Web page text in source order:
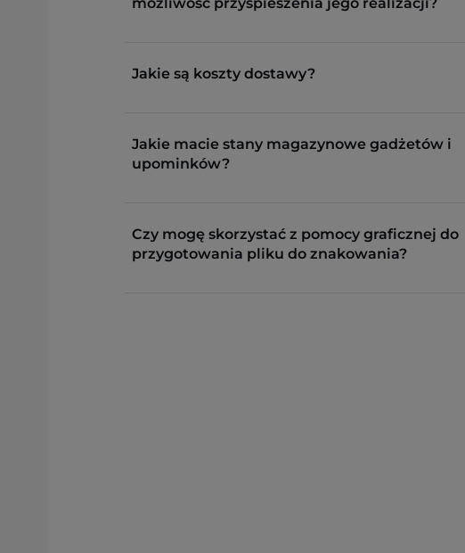
Jakie są koszty dostawy?
Jakie macie stany magazynowe gadżetów i
upominków?
Czy mogę skorzystać z pomocy graficznej do
przygotowania pliku do znakowania?